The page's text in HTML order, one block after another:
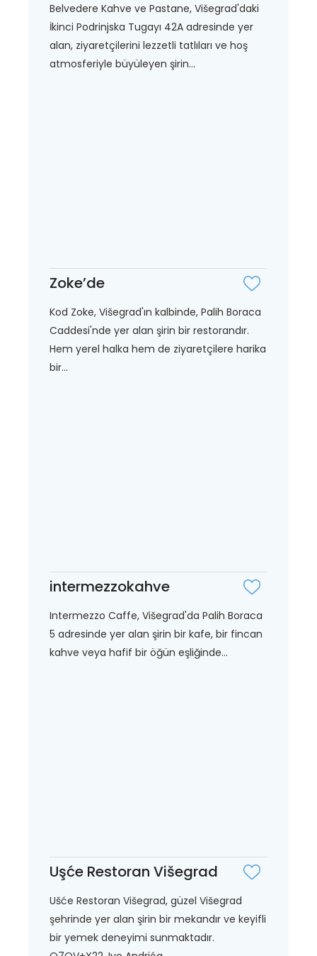
Belvedere Kahve ve Pastane, Višegrad'daki
İkinci Podrinjska Tugayı 42A adresinde yer
alan, ziyaretçilerini lezzetli tatlıları ve hoş
atmosferiyle büyüleyen şirin...
Zoke’de
Kod Zoke, Višegrad'ın kalbinde, Palih Boraca
Caddesi'nde yer alan şirin bir restorandır.
Hem yerel halka hem de ziyaretçilere harika
bir...
intermezzokahve
Intermezzo Caffe, Višegrad'da Palih Boraca
5 adresinde yer alan şirin bir kafe, bir fincan
kahve veya hafif bir öğün eşliğinde...
Uşće Restoran Višegrad
Ušće Restoran Višegrad, güzel Višegrad
şehrinde yer alan şirin bir mekandır ve keyifli
bir yemek deneyimi sunmaktadır.